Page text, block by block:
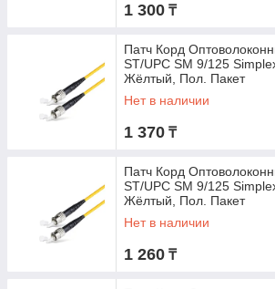
1 300 ₸
Патч Корд
ST/UPC SM 9/125
Жёлтый, Пол. Пакет
Нет в наличии
1 370 ₸
Патч Корд
ST/UPC SM 9/125
Жёлтый, Пол. Пакет
Нет в наличии
1 260 ₸